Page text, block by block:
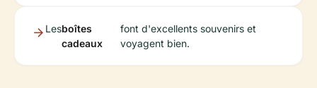
Lesboîtes
cadeaux
font d'excellents souvenirs et
voyagent bien.